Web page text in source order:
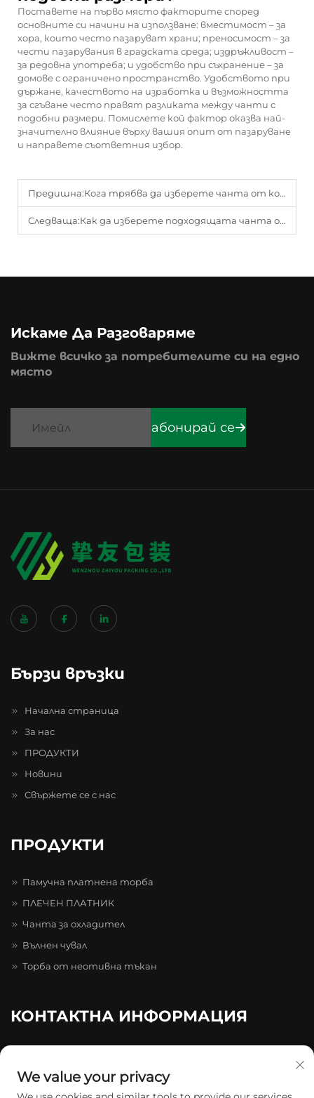
Поставете на първо място факторите според
основните си начини на използване: вместимост – за
хора, които често пазаруват храни; преносимост – за
чести пазарувания в градската среда; издръжливост –
за редовна употреба; и удобство при съхранение – за
домове с ограничено пространство. Удобството при
държане, качеството на изработка и възможността
за сгъване често правят разликата между чанти с
подобни размери. Помислете кой фактор оказва най-
значително влияние върху вашия опит от пазаруване
и направете съответния избор.
Предишна:Кога трябва да изберете чанта от коприна вместо чанти от платно?
Следваща:Как да изберете подходящата чанта от полиестер за вашите нужди?
Искаме Да Разговаряме
Вижте всичко за потребителите си на едно
място
абонирай се
Бързи връзки
Начална страница
За нас
ПРОДУКТИ
Новини
Свържете се с нас
ПРОДУКТИ
Памучна платнена торба
ПЛЕЧЕН ПЛАТНИК
Чанта за охладител
Вълнен чувал
Торба от неотивна тъкан
КОНТАКТНА ИНФОРМАЦИЯ
„Caihong“, № 511–731, Лонгган
+86-13174934862
We value your privacy